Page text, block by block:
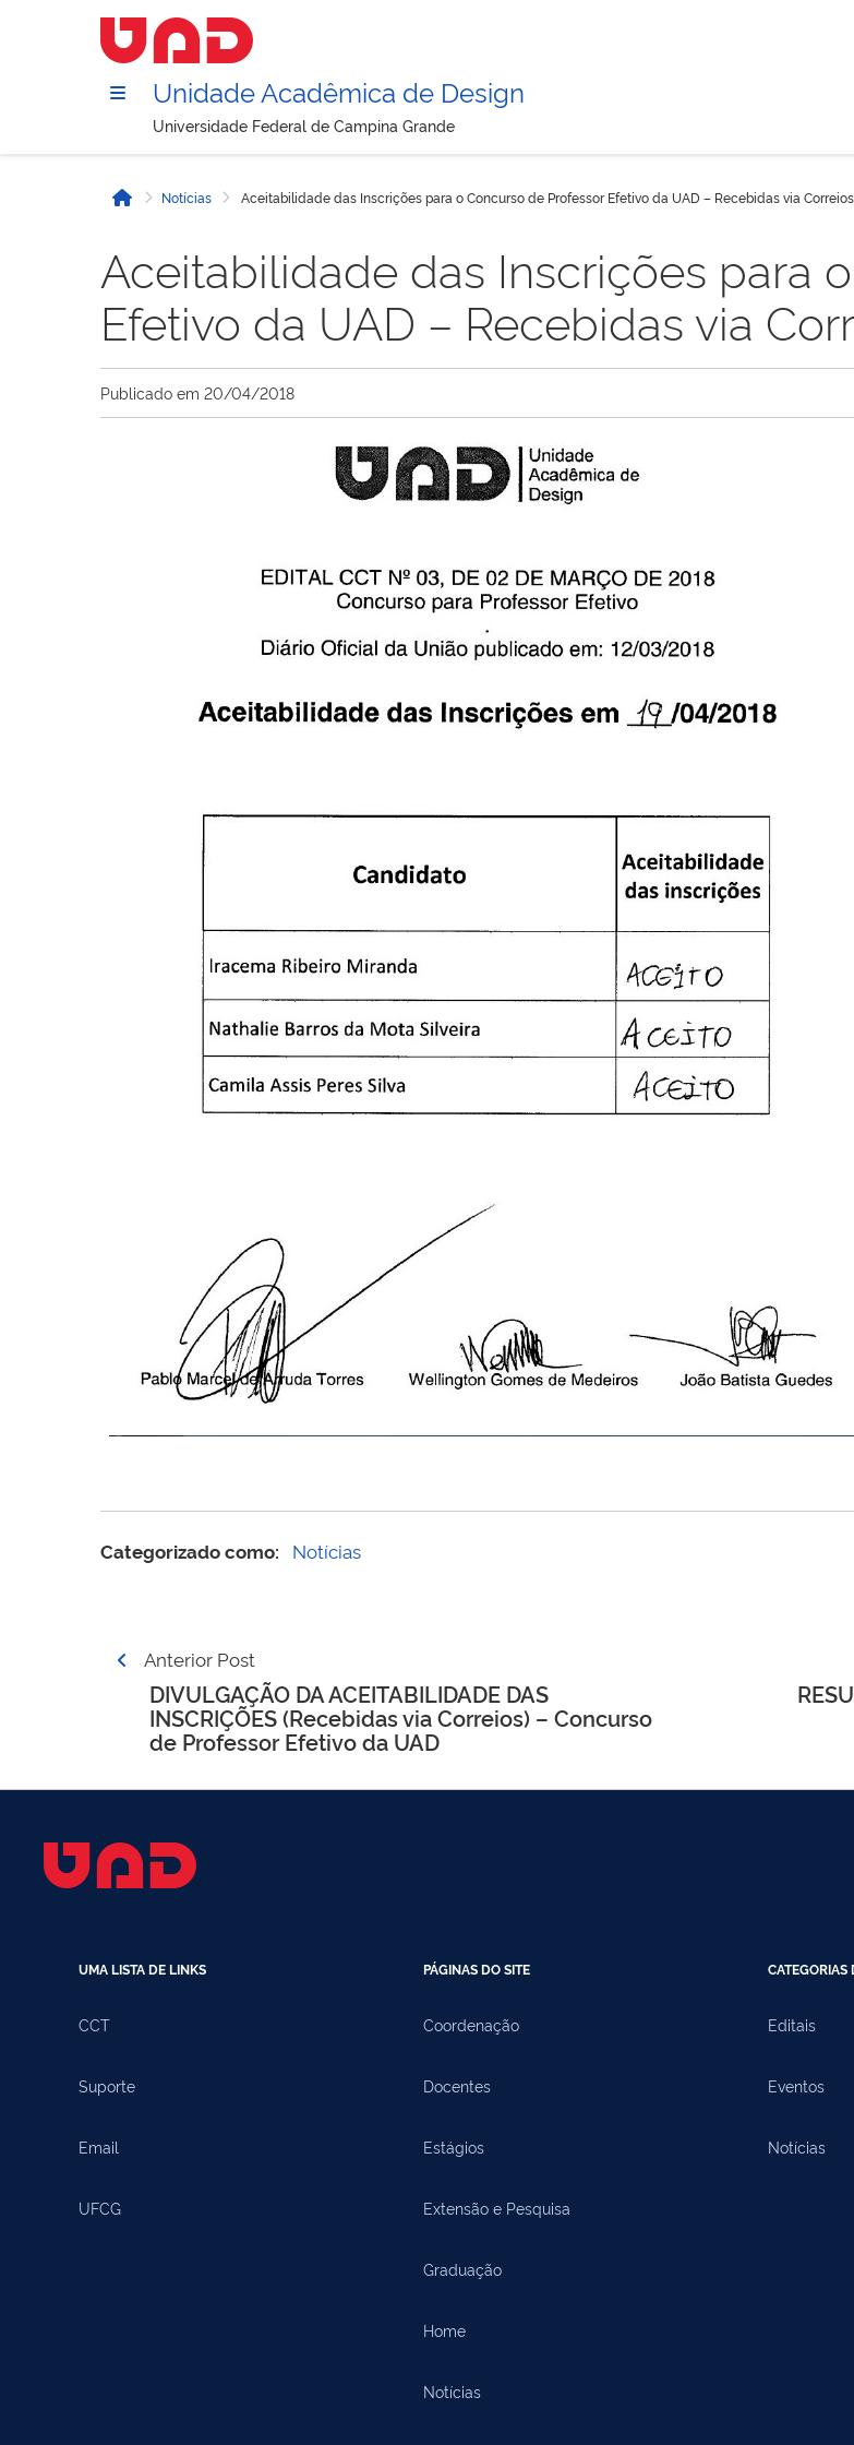
Unidade Acadêmica de Design
Universidade Federal de Campina Grande
InícioNotícias Aceitabilidade das Inscrições para o Concurso de Professor Efetivo da UAD – Recebidas via Correios
Aceitabilidade das Inscrições para
Efetivo da UAD – Recebidas via
Publicado em 20/04/2018
Categorizado como: Notícias
Post
navigation
Anterior Post
DIVULGAÇÃO DA ACEITABILIDADE DAS
INSCRIÇÕES (Recebidas via Correios) – Concurso
de Professor Efetivo da UAD
UMA LISTA DE LINKS
CCT
Suporte
Email
UFCG
PÁGINAS DO SITE
Coordenação
Docentes
Estágios
Extensão e Pesquisa
Graduação
Home
Notícias
CATEGORIAS
Editais
Eventos
Notícias